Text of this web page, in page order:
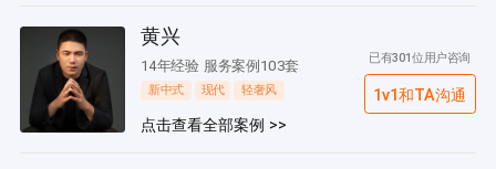
黄兴
14年经验 服务案例103套
新中式 现代 轻奢风
点击查看全部案例 >>
已有301位用户咨询
1v1和TA沟通